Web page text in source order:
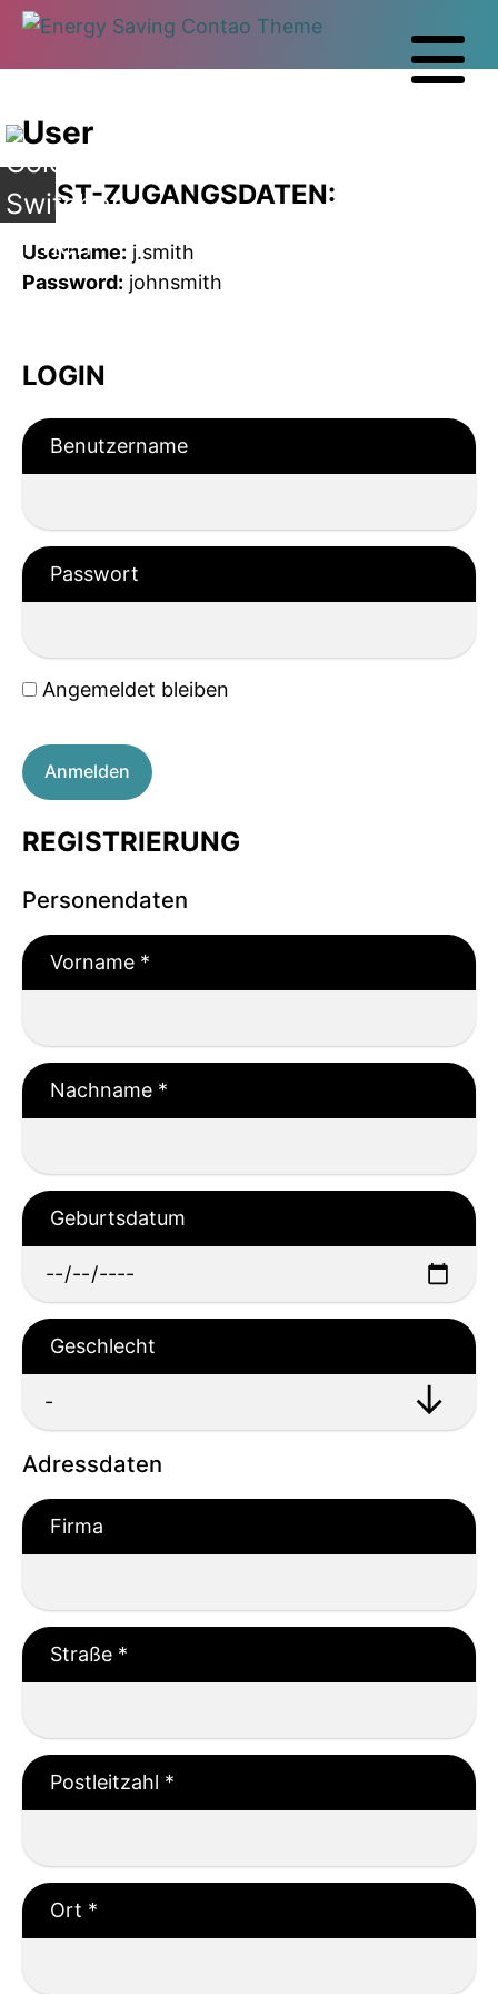
User
TEST-ZUGANGSDATEN:
Username: j.smith
Password: johnsmith
LOGIN
Benutzername
Passwort
Angemeldet bleiben
Anmelden
REGISTRIERUNG
Personendaten
Vorname *
Nachname *
Geburtsdatum
Geschlecht
Adressdaten
Firma
Straße *
Postleitzahl *
Ort *